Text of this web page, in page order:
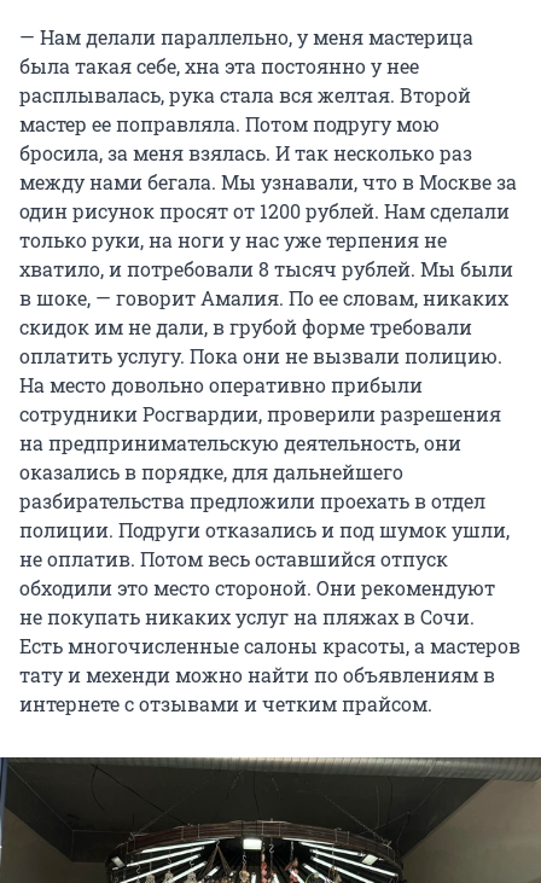
— Нам делали параллельно, у меня мастерица
была такая себе, хна эта постоянно у нее
расплывалась, рука стала вся желтая. Второй
мастер ее поправляла. Потом подругу мою
бросила, за меня взялась. И так несколько раз
между нами бегала. Мы узнавали, что в Москве за
один рисунок просят от 1200 рублей. Нам сделали
только руки, на ноги у нас уже терпения не
хватило, и потребовали 8 тысяч рублей. Мы были
в шоке, — говорит Амалия. По ее словам, никаких
скидок им не дали, в грубой форме требовали
оплатить услугу. Пока они не вызвали полицию.
На место довольно оперативно прибыли
сотрудники Росгвардии, проверили разрешения
на предпринимательскую деятельность, они
оказались в порядке, для дальнейшего
разбирательства предложили проехать в отдел
полиции. Подруги отказались и под шумок ушли,
не оплатив. Потом весь оставшийся отпуск
обходили это место стороной. Они рекомендуют
не покупать никаких услуг на пляжах в Сочи.
Есть многочисленные салоны красоты, а мастеров
тату и мехенди можно найти по объявлениям в
интернете с отзывами и четким прайсом.